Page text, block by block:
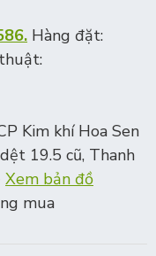
Hàng đặt:
Kim khí Hoa Sen
19.5 cũ, Thanh
Xem bản đồ
mua